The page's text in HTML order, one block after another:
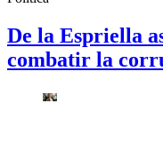
De la Espriella
combatir la